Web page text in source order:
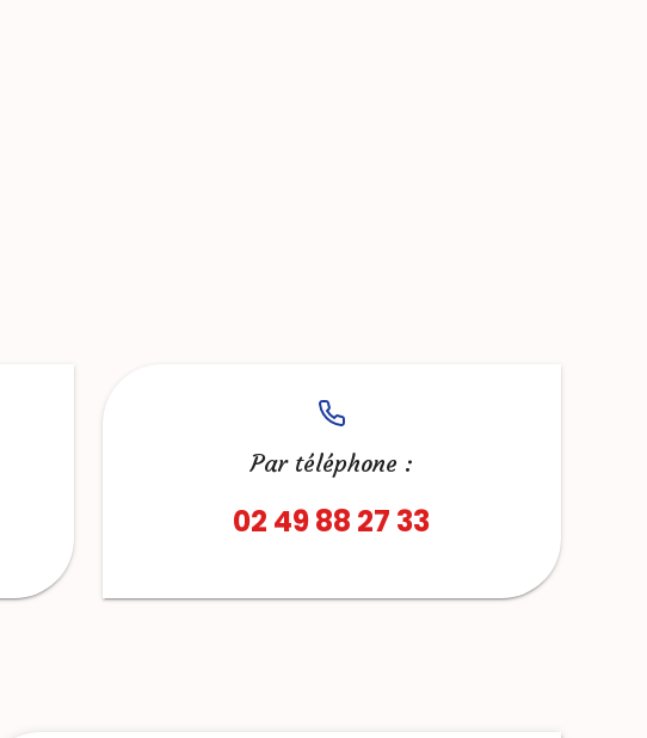
Par téléphone :
02 49 88 27 33